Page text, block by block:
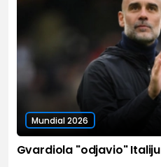
Mundial 2026
Gvardiola "odjavio" Italiju